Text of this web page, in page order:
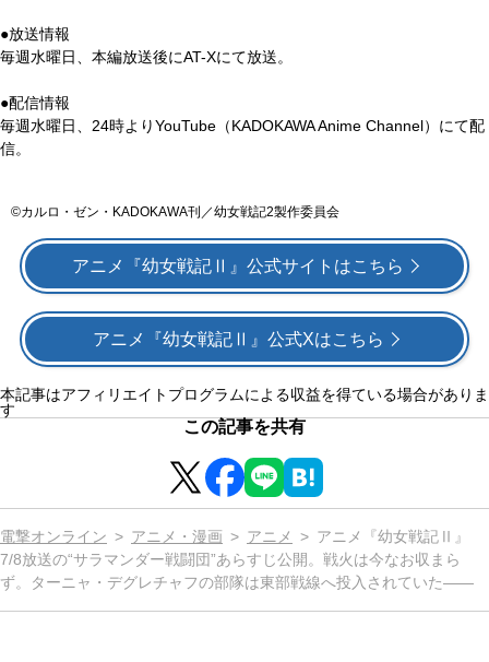
●放送情報
毎週水曜日、本編放送後にAT-Xにて放送。
●配信情報
毎週水曜日、24時よりYouTube（KADOKAWA Anime Channel）にて配
信。
©カルロ・ゼン・KADOKAWA刊／幼⼥戦記2製作委員会
アニメ『幼⼥戦記Ⅱ』公式サイトはこちら
アニメ『幼⼥戦記Ⅱ』公式Xはこちら
本記事はアフィリエイトプログラムによる収益を得ている場合がありま
す
この記事を共有
電撃オンライン アニメ・漫画 アニメ
アニメ『幼女戦記Ⅱ』
7/8放送の“サラマンダー戦闘団”あらすじ公開。戦⽕は今なお収まら
ず。ターニャ・デグレチャフの部隊は東部戦線へ投入されていた――